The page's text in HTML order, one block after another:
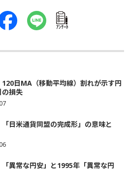
ｱﾝｹｰﾄ
120日MA（移動平均線）割れが示す円
の損失
「日米通貨同盟の完成形」の意味と
「異常な円安」と1995年「異常な円